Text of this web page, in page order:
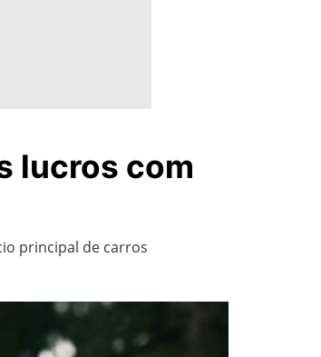
lucros com
principal de carros